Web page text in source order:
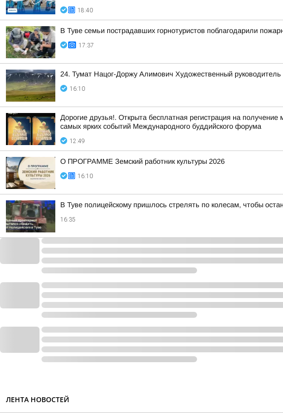
18:40
В Туве семьи пострадавших горнотуристов поблагодарили
17:37
24. Тумат Нацог-Доржу Алимович Художественный
16:10
Дорогие друзья!. Открыта бесплатная регистрация на
самых ярких событий Международного буддийского форума
12:49
О ПРОГРАММЕ Земский работник культуры 2026
16:10
В Туве полицейскому пришлось стрелять по колесам, чтобы
16:35
ЛЕНТА НОВОСТЕЙ